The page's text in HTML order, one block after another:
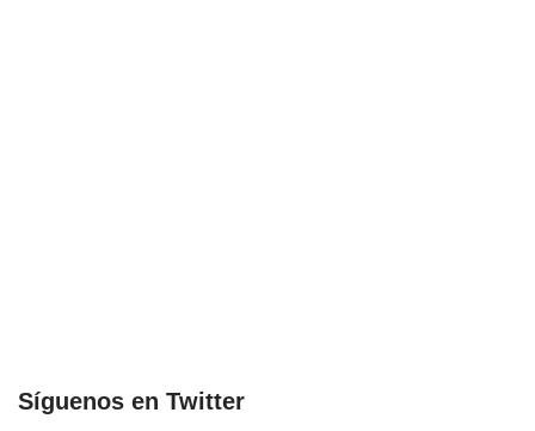
Síguenos en Twitter